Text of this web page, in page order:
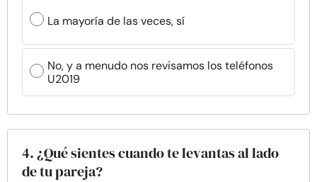
La mayoría de las veces, sí
No, y a menudo nos revisamos los teléfonos
U2019
4. ¿Qué sientes cuando te levantas al lado
de tu pareja?